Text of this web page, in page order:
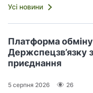
Усі новини
Платформа
Держспецзв’язку
приєднання
5 серпня 2026 26